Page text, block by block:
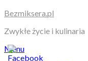
Skip
content
Bezmiksera.pl
Zwykłe życie i kulinaria
Menu